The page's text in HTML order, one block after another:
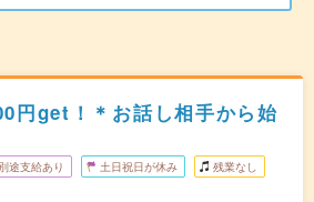
円get！＊お話し相手から始
途支給あり 土日祝日が休み 残業なし